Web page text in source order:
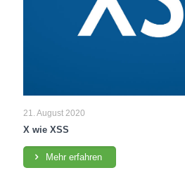
21. August 2020
X wie XSS
Mehr erfahren